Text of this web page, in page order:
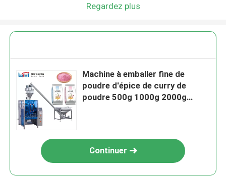
Regardez plus
Machine à emballer fine de
poudre d'épice de curry de
poudre 500g 1000g 2000g
Continuer